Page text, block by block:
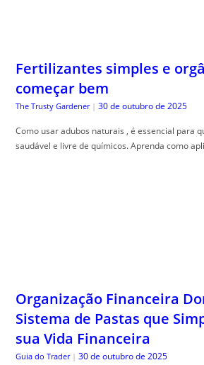
Fertilizantes simples e
começar bem
The Trusty Gardener | 30 de outubro de 2025
Como usar adubos naturais , é essencial para
saudável e livre de químicos. Aprenda como
Organização Financeira
Sistema de Pastas que
sua Vida Financeira
Guia do Trader | 30 de outubro de 2025